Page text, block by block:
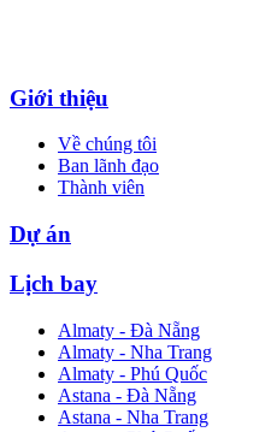
Giới thiệu
Về chúng tôi
Ban lãnh đạo
Thành viên
Dự án
Lịch bay
Almaty - Đà Nẵng
Almaty - Nha Trang
Almaty - Phú Quốc
Astana - Đà Nẵng
Astana - Nha Trang